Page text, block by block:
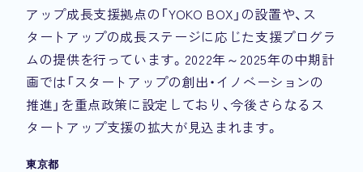
アップ成長支援拠点の「YOKO BOX」の設置や、ス
タートアップの成長ステージに応じた支援プログラ
ムの提供を行っています。2022年～2025年の中期計
画では「スタートアップの創出・イノベーションの
推進」を重点政策に設定しており、今後さらなるス
タートアップ支援の拡大が見込まれます。
東京都